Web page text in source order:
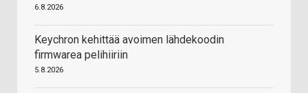
6.8.2026
Keychron kehittää avoimen lähdekoodin
firmwarea pelihiiriin
5.8.2026